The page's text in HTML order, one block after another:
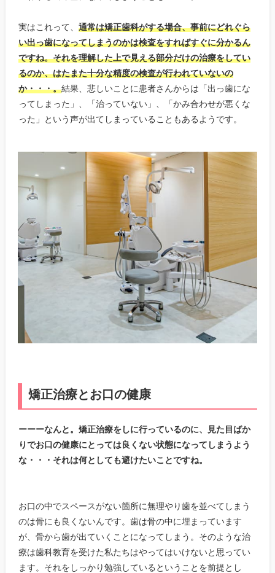
実はこれって、 通常は矯正歯科がする場合、事前にどれぐら
い出っ歯になってしまうのかは検査をすればすぐに分かるん
ですね。それを理解した上で見える部分だけの治療をしてい
るのか、はたまた十分な精度の検査が行われていないの
か・・・。結果、悲しいことに患者さんからは「出っ歯にな
ってしまった」、「治っていない」、「かみ合わせが悪くな
った」という声が出てしまっていることもあるようです。
矯正治療とお口の健康
ーーーなんと。矯正治療をしに行っているのに、見た目ばか
りでお口の健康にとっては良くない状態になってしまうよう
な・・・それは何としても避けたいことですね。
お口の中でスペースがない箇所に無理やり歯を並べてしまう
のは骨にも良くないんです。歯は骨の中に埋まっています
が、骨から歯が出ていくことになってしまう。そのような治
療は歯科教育を受けた私たちはやってはいけないと思ってい
ます。それをしっかり勉強しているということを前提とし